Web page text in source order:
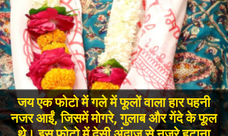
जय एक फोटो में गले में फूलों वाला हार पहनी
नजर आईं, जिसमें मोगरे, गुलाब और गेंदे के फूल